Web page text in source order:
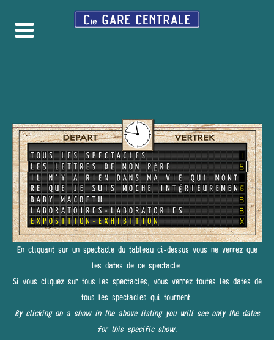
En cliquant sur un spectacle du tableau ci-dessus vous ne verrez que
les dates de ce spectacle.
Si vous cliquez sur tous les spectacles, vous verrez toutes les dates de
tous les spectacles qui tournent.
By clicking on a show in the above listing you will see only the dates
for this specific show.